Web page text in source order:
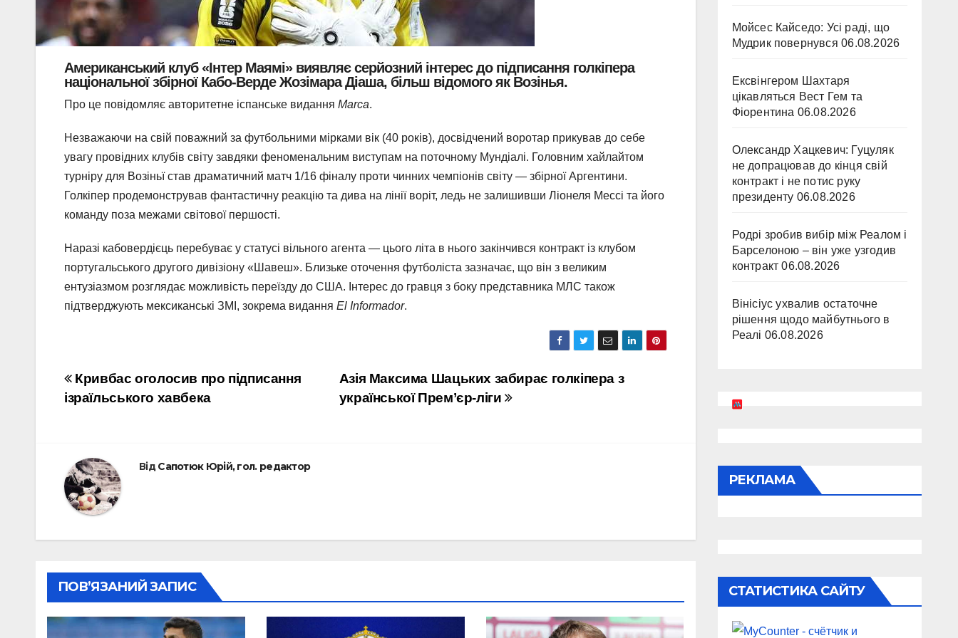
Американський клуб «Інтер Маямі» виявляє серйозний інтерес до підписання голкіпера
національної збірної Кабо-Верде Жозімара Діаша, більш відомого як Возінья.
Про це повідомляє авторитетне іспанське видання Marca.
Незважаючи на свій поважний за футбольними мірками вік (40 років), досвідчений воротар прикував до себе
увагу провідних клубів світу завдяки феноменальним виступам на поточному Мундіалі. Головним хайлайтом
турніру для Возіньї став драматичний матч 1/16 фіналу проти чинних чемпіонів світу — збірної Аргентини.
Голкіпер продемонстрував фантастичну реакцію та дива на лінії воріт, ледь не залишивши Ліонеля Мессі та його
команду поза межами світової першості.
Наразі кабовердієць перебуває у статусі вільного агента — цього літа в нього закінчився контракт із клубом
португальського другого дивізіону «Шавеш». Близьке оточення футболіста зазначає, що він з великим
ентузіазмом розглядає можливість переїзду до США. Інтерес до гравця з боку представника МЛС також
підтверджують мексиканські ЗМІ, зокрема видання El Informador.
Навігація
записів
Азія Максима Шацьких забирає голкіпера з
української Прем’єр-ліги
Кривбас оголосив про підписання
ізраїльського хавбека
ВідСапотюк Юрій, гол. редактор
ПОВ’ЯЗАНИЙ ЗАПИС
Мойсес Кайседо: Усі раді, що
Мудрик повернувся 06.08.2026
Ексвінгером Шахтаря
цікавляться Вест Гем та
Фіорентина 06.08.2026
Олександр Хацкевич: Гуцуляк
не допрацював до кінця свій
контракт і не потис руку
президенту 06.08.2026
Родрі зробив вибір між Реалом і
Барселоною – він уже узгодив
контракт 06.08.2026
Вінісіус ухвалив остаточне
рішення щодо майбутнього в
Реалі 06.08.2026
РЕКЛАМА
СТАТИСТИКА САЙТУ